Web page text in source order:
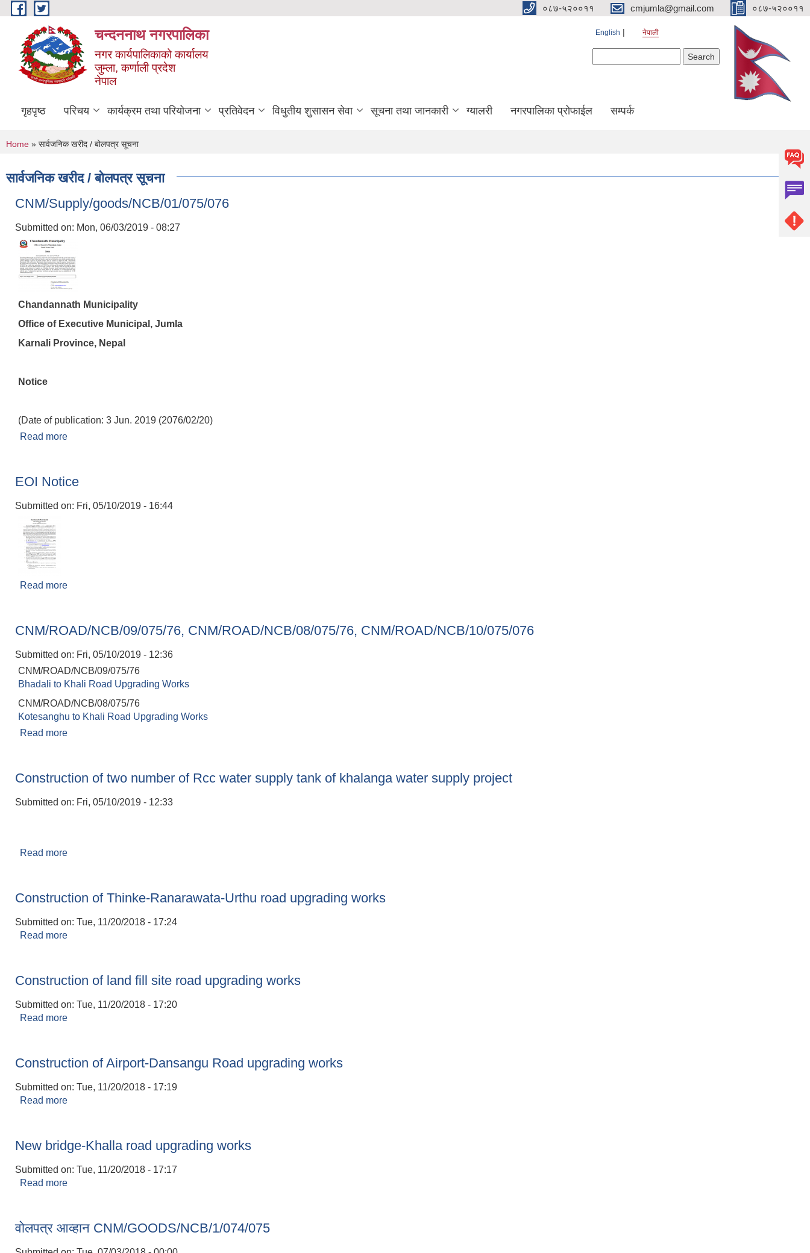
Skip to main content ०८७-५२००११ cmjumla@gmail.com ०८७-५२००११
चन्दननाथ नगरपालिका
नगर कार्यपालिकाको कार्यालय
जुम्ला, कर्णाली प्रदेश
नेपाल
English नेपाली
गृहपृष्ठ परिचय कार्यक्रम तथा परियोजना प्रतिवेदन विधुतीय शुसासन सेवा सूचना तथा जानकारी ग्यालरी नगरपालिका प्रोफाईल सम्पर्क
You are here
Home » सार्वजनिक खरीद / बोलपत्र सूचना
सार्वजनिक खरीद / बोलपत्र सूचना
CNM/Supply/goods/NCB/01/075/076
Submitted on: Mon, 06/03/2019 - 08:27
Chandannath Municipality
Office of Executive Municipal, Jumla
Karnali Province, Nepal
Notice
(Date of publication: 3 Jun. 2019 (2076/02/20)
Read more
EOI Notice
Submitted on: Fri, 05/10/2019 - 16:44
Read more
CNM/ROAD/NCB/09/075/76, CNM/ROAD/NCB/08/075/76, CNM/ROAD/NCB/10/075/076
Submitted on: Fri, 05/10/2019 - 12:36
CNM/ROAD/NCB/09/075/76
Bhadali to Khali Road Upgrading Works
CNM/ROAD/NCB/08/075/76
Kotesanghu to Khali Road Upgrading Works
Read more
Construction of two number of Rcc water supply tank of khalanga water supply project
Submitted on: Fri, 05/10/2019 - 12:33
Read more
Construction of Thinke-Ranarawata-Urthu road upgrading works
Submitted on: Tue, 11/20/2018 - 17:24
Read more
Construction of land fill site road upgrading works
Submitted on: Tue, 11/20/2018 - 17:20
Read more
Construction of Airport-Dansangu Road upgrading works
Submitted on: Tue, 11/20/2018 - 17:19
Read more
New bridge-Khalla road upgrading works
Submitted on: Tue, 11/20/2018 - 17:17
Read more
वोलपत्र आव्हान CNM/GOODS/NCB/1/074/075